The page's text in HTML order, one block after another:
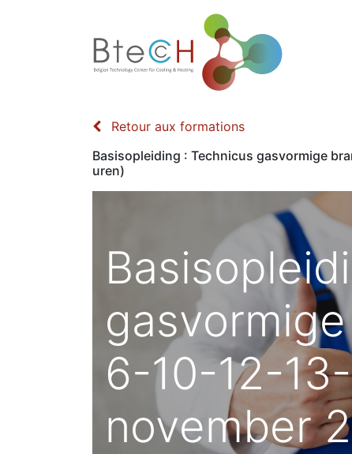
Retour aux formations
Basisopleiding : Technicus gasvormige
uren)
6-10-12-
november